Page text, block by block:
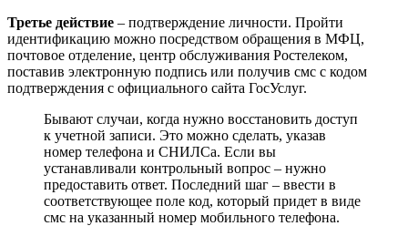
Третье действие – подтверждение личности. Пройти
идентификацию можно посредством обращения в МФЦ,
почтовое отделение, центр обслуживания Ростелеком,
поставив электронную подпись или получив смс с кодом
подтверждения с официального сайта ГосУслуг.
Бывают случаи, когда нужно восстановить доступ
к учетной записи. Это можно сделать, указав
номер телефона и СНИЛСа. Если вы
устанавливали контрольный вопрос – нужно
предоставить ответ. Последний шаг – ввести в
соответствующее поле код, который придет в виде
смс на указанный номер мобильного телефона.